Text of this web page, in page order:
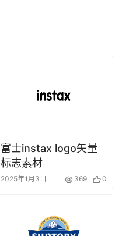
富士instax logo矢量
标志素材
2025年1月3日 369 0